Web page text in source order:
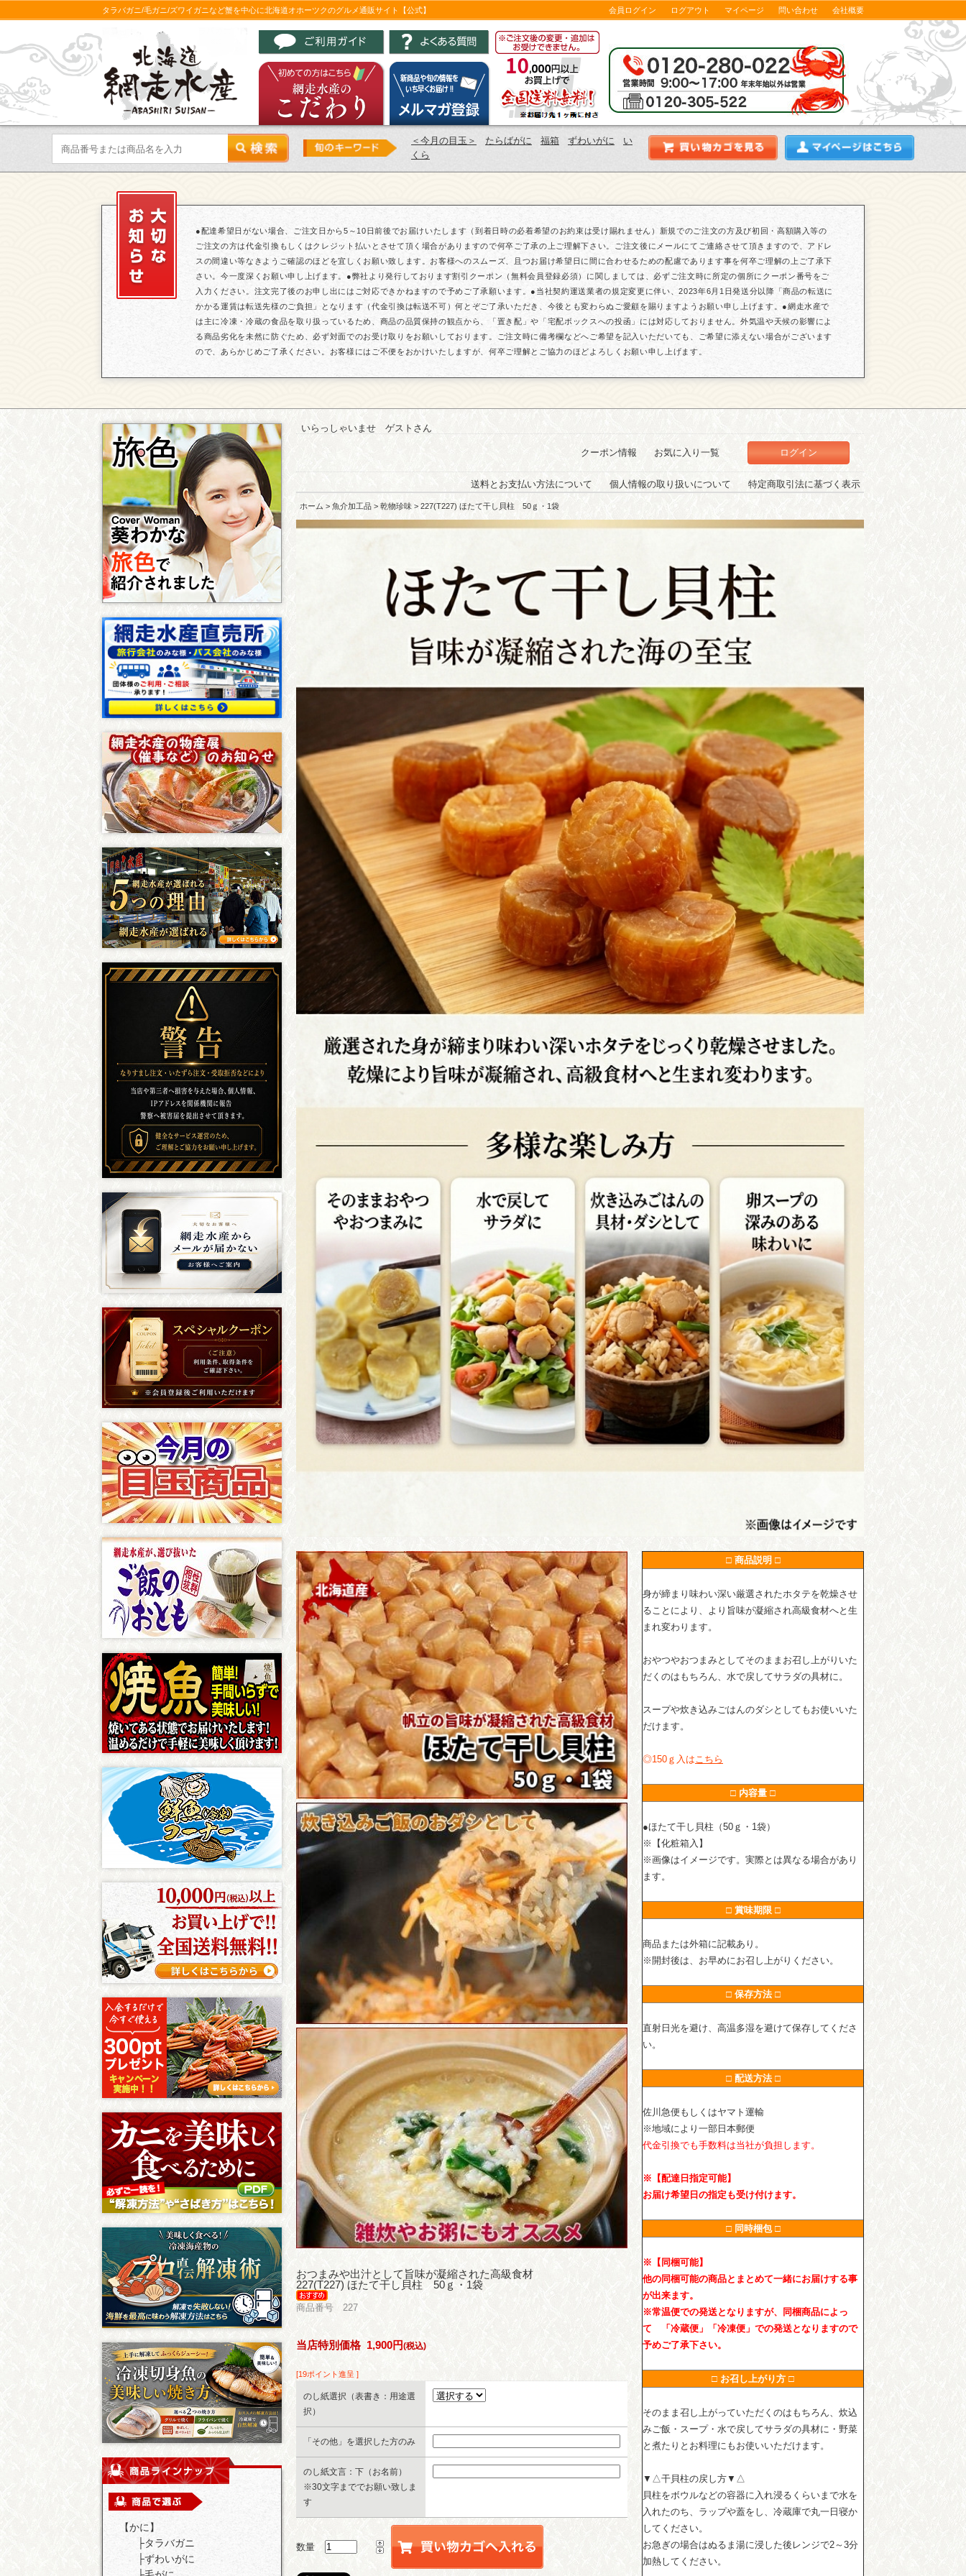
タラバガニ/毛ガニ/ズワイガニなど蟹を中心に北海道オホーツクのグルメ通販サイト【公式】 会社概要
問い合わせ
マイページ
ログアウト
会員ログイン
＜今月の目玉＞ たらばがに 福箱 ずわいがに
い
くら
●配達希望日がない場合、ご注文日から5～10日前後でお届けいたします（到着日時の必着希望のお約束は受け賜れません）新規でのご注文の方及び初回・高額購入等の
ご注文の方は代金引換もしくはクレジット払いとさせて頂く場合がありますので何卒ご了承の上ご理解下さい。ご注文後にメールにてご連絡させて頂きますので、アドレ
スの間違い等なきようご確認のほどを宜しくお願い致します。お客様へのスムーズ、且つお届け希望日に間に合わせるための配慮であります事を何卒ご理解の上ご了承下
さい。今一度深くお願い申し上げます。●弊社より発行しております割引クーポン（無料会員登録必須）に関しましては、必ずご注文時に所定の個所にクーポン番号をご
入力ください。注文完了後のお申し出にはご対応できかねますので予めご了承願います。●当社契約運送業者の規定変更に伴い、2023年6月1日発送分以降「商品の転送に
かかる運賃は転送先様のご負担」となります（代金引換は転送不可）何とぞご了承いただき、今後とも変わらぬご愛顧を賜りますようお願い申し上げます。●網走水産で
は主に冷凍・冷蔵の食品を取り扱っているため、商品の品質保持の観点から、「置き配」や「宅配ボックスへの投函」には対応しておりません。外気温や天候の影響によ
る商品劣化を未然に防ぐため、必ず対面でのお受け取りをお願いしております。ご注文時に備考欄などへご希望を記入いただいても、ご希望に添えない場合がございます
ので、あらかじめご了承ください。お客様にはご不便をおかけいたしますが、何卒ご理解とご協力のほどよろしくお願い申し上げます。
【かに】
├タラバガニ
├ずわいがに
いらっしゃいませ ゲストさん
クーポン情報 お気に入り一覧 ログイン
送料とお支払い方法について 個人情報の取り扱いについて 特定商取引法に基づく表示
ホーム > 魚介加工品 > 乾物珍味 > 227(T227) ほたて干し貝柱 50ｇ・1袋
おつまみや出汁として旨味が凝縮された高級食材
227(T227) ほたて干し貝柱 50ｇ・1袋
商品番号 227
当店特別価格 1,900円(税込)
[19ポイント進呈 ]
のし紙選択（表書き：用途選
択）
「その他」を選択した方のみ
のし紙文言：下（お名前）
※30文字まででお願い致しま
す
数量
□ 商品説明 □
身が締まり味わい深い厳選されたホタテを乾燥させ
ることにより、より旨味が凝縮され高級食材へと生
まれ変わります。
おやつやおつまみとしてそのままお召し上がりいた
だくのはもちろん、水で戻してサラダの具材に。
スープや炊き込みごはんのダシとしてもお使いいた
だけます。
◎150ｇ入はこちら
□ 内容量 □
●ほたて干し貝柱（50ｇ・1袋）
※【化粧箱入】
※画像はイメージです。実際とは異なる場合があり
ます。
□ 賞味期限 □
商品または外箱に記載あり。
※開封後は、お早めにお召し上がりください。
□ 保存方法 □
直射日光を避け、高温多湿を避けて保存してくださ
い。
□ 配送方法 □
佐川急便もしくはヤマト運輸
※地域により一部日本郵便
代金引換でも手数料は当社が負担します。
※【配達日指定可能】
お届け希望日の指定も受け付けます。
□ 同時梱包 □
※【同梱可能】
他の同梱可能の商品とまとめて一緒にお届けする事
が出来ます。
※常温便での発送となりますが、同梱商品によっ
て 「冷蔵便」「冷凍便」での発送となりますので
予めご了承下さい。
□ お召し上がり方 □
そのまま召し上がっていただくのはもちろん、炊込
みご飯・スープ・水で戻してサラダの具材に・野菜
と煮たりとお料理にもお使いいただけます。
▼△干貝柱の戻し方▼△
貝柱をボウルなどの容器に入れ浸るくらいまで水を
入れたのち、ラップや蓋をし、冷蔵庫で丸一日寝か
してください。
お急ぎの場合はぬるま湯に浸した後レンジで2～3分
加熱してください。